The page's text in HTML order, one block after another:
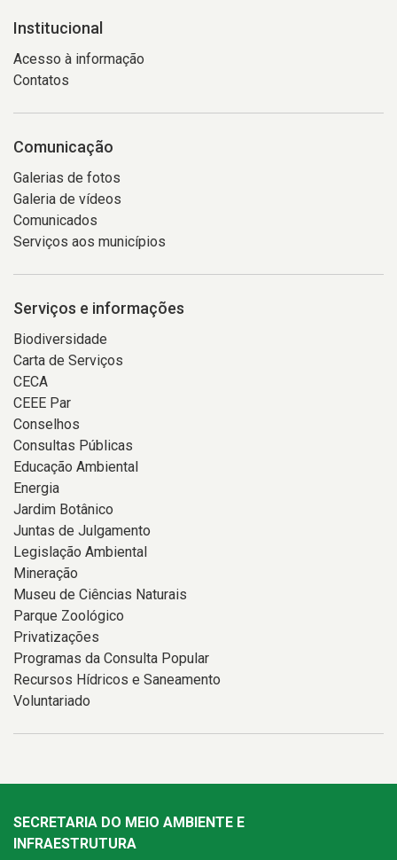
Institucional
Acesso à informação
Contatos
Comunicação
Galerias de fotos
Galeria de vídeos
Comunicados
Serviços aos municípios
Serviços e informações
Biodiversidade
Carta de Serviços
CECA
CEEE Par
Conselhos
Consultas Públicas
Educação Ambiental
Energia
Jardim Botânico
Juntas de Julgamento
Legislação Ambiental
Mineração
Museu de Ciências Naturais
Parque Zoológico
Privatizações
Programas da Consulta Popular
Recursos Hídricos e Saneamento
Voluntariado
SECRETARIA DO MEIO AMBIENTE E
INFRAESTRUTURA